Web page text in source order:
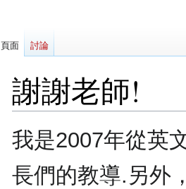
謝謝老師!
跳
至
覽
跳
至
尋
我是2007年從英
長們的教導.另外
頁面 討論